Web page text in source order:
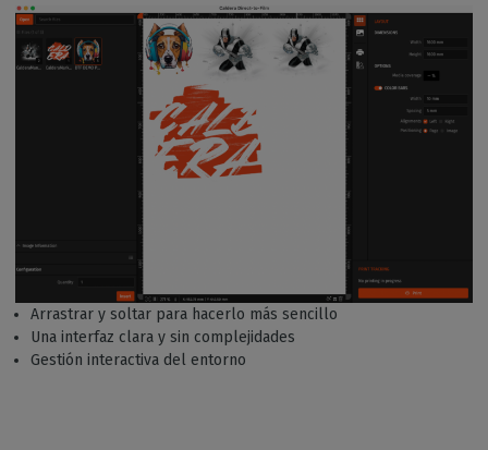
Arrastrar y soltar para hacerlo más sencillo
Una interfaz clara y sin complejidades
Gestión interactiva del entorno